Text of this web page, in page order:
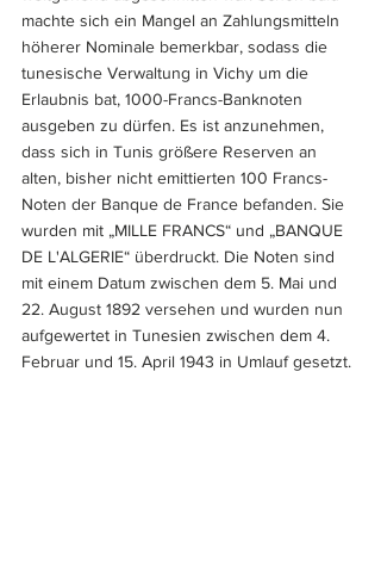
machte sich ein Mangel an Zahlungsmitteln
höherer Nominale bemerkbar, sodass die
tunesische Verwaltung in Vichy um die
Erlaubnis bat, 1000-Francs-Banknoten
ausgeben zu dürfen. Es ist anzunehmen,
dass sich in Tunis größere Reserven an
alten, bisher nicht emittierten 100 Francs-
Noten der Banque de France befanden. Sie
wurden mit „MILLE FRANCS“ und „BANQUE
DE L'ALGERIE“ überdruckt. Die Noten sind
mit einem Datum zwischen dem 5. Mai und
22. August 1892 versehen und wurden nun
aufgewertet in Tunesien zwischen dem 4.
Februar und 15. April 1943 in Umlauf gesetzt.